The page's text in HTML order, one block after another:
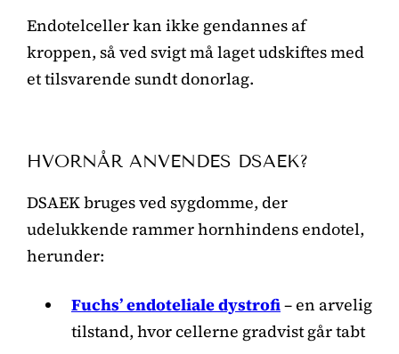
Endotelceller kan ikke gendannes af
kroppen, så ved svigt må laget udskiftes med
et tilsvarende sundt donorlag.
HVORNÅR ANVENDES DSAEK?
DSAEK bruges ved sygdomme, der
udelukkende rammer hornhindens endotel,
herunder:
Fuchs’ endoteliale dystrofi– en arvelig
tilstand, hvor cellerne gradvist går tabt